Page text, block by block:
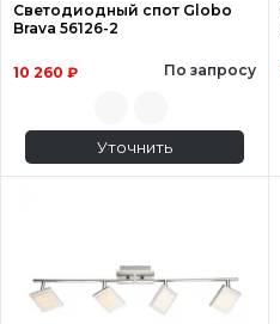
Светодиодный спот Globo
Brava 56126-2
10 260 ₽ По запросу
Уточнить